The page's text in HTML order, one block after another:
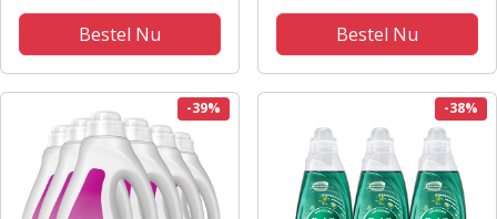
Wasbeurten -
Voordeelverpakking
Bestel Nu
Intense Geurbeleving -
4x29 Wasbeurten -
Voordeelverpakking
Bestel Nu
-39% -38%